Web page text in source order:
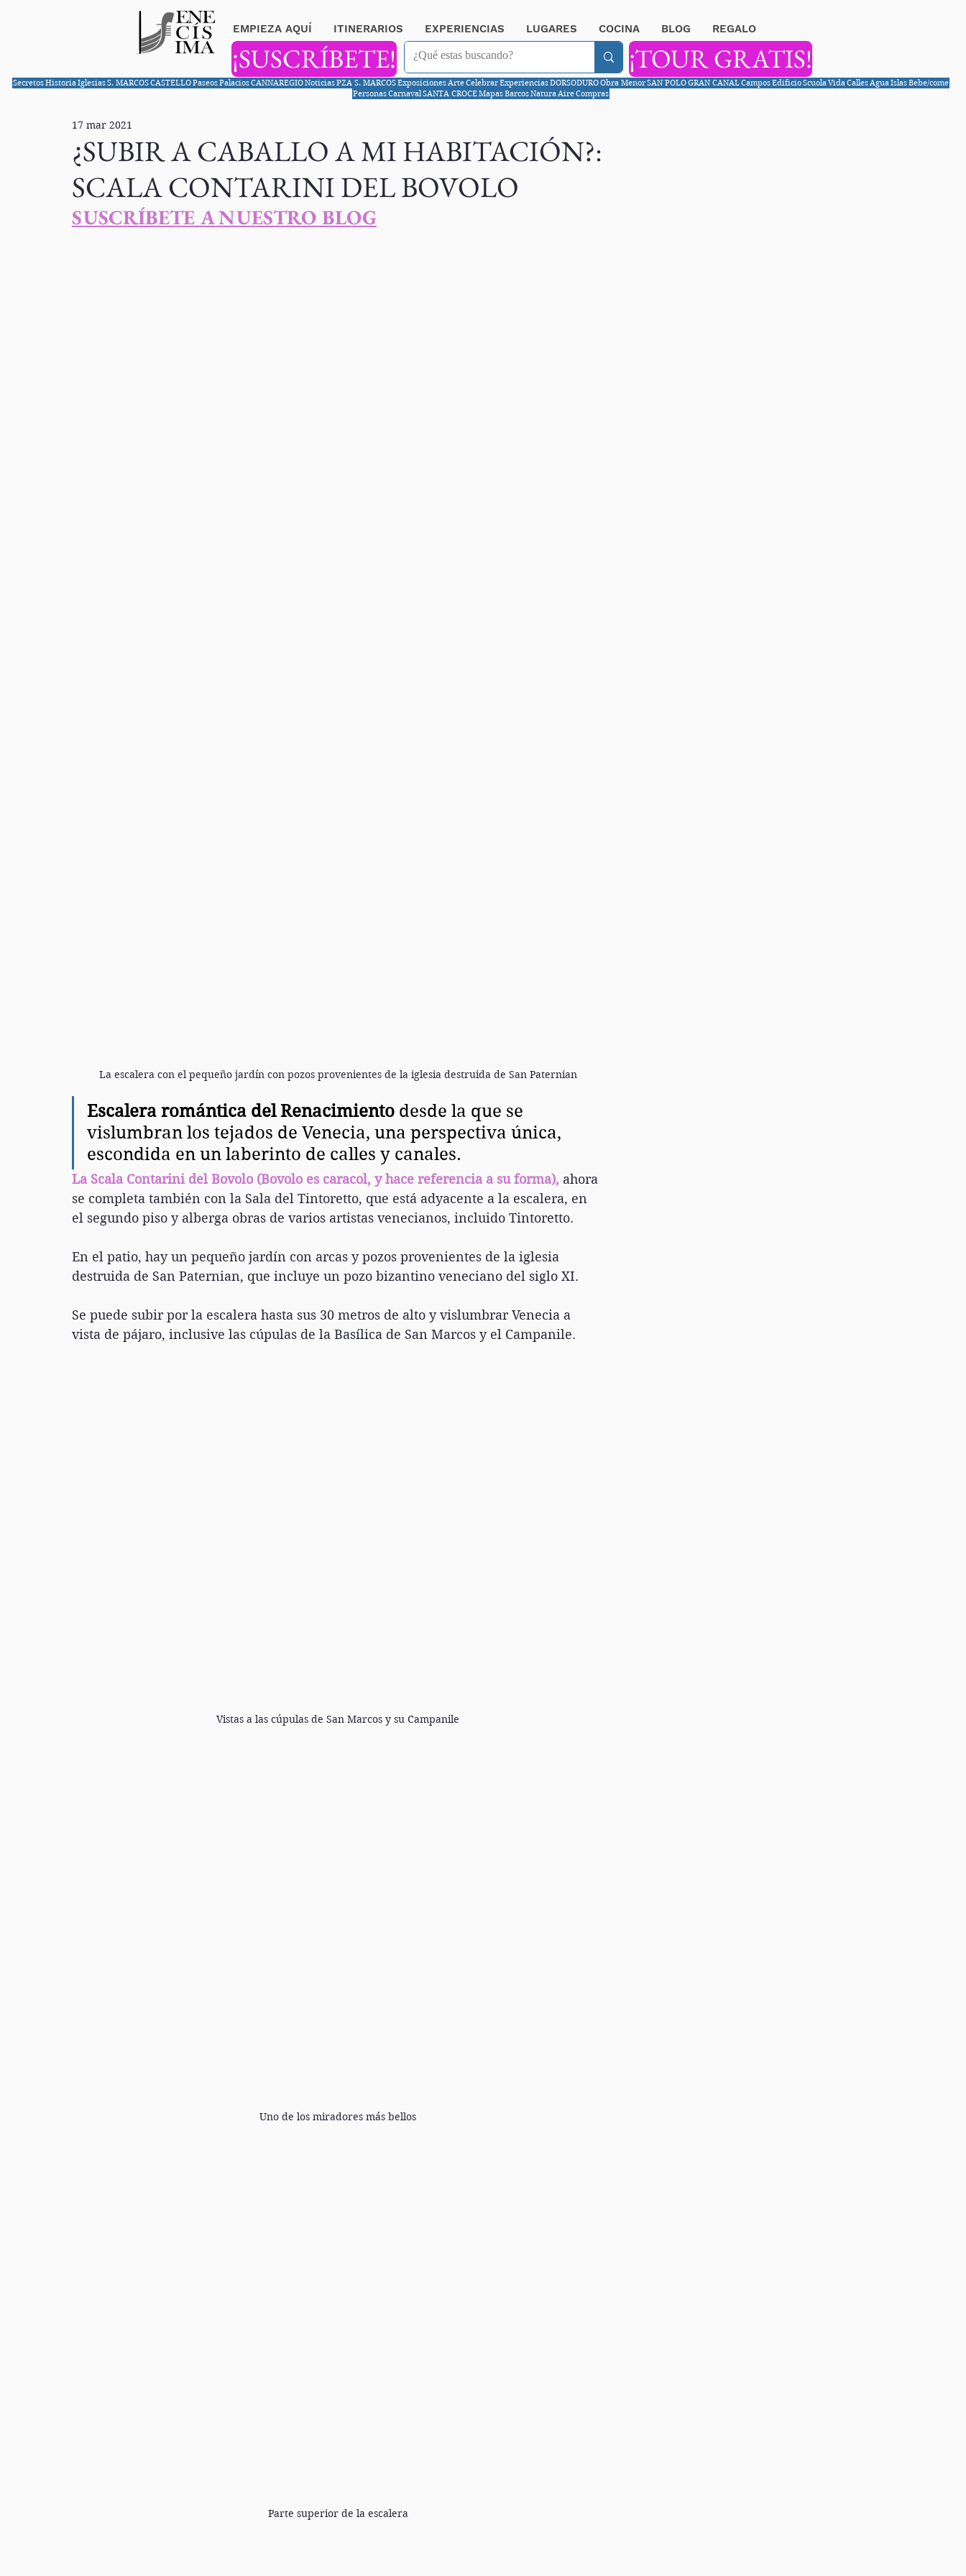
EMPIEZA AQUÍ ITINERARIOS EXPERIENCIAS LUGARES COCINA BLOG REGALO
¡SUSCRÍBETE! ¡TOUR GRATIS!
SecretosHistoriaIglesiasS. MARCOSCASTELLOPaseosPalaciosCANNAREGIONoticiasPZA S. MARCOSExposicionesArteCelebrarExperienciasDORSODUROObra MenorSAN POLOGRAN CANALCamposEdificioScuolaVidaCallesAguaIslasBebe/come
PersonasCarnavalSANTA CROCEMapasBarcosNaturaAireCompras
¿SUBIR A CABALLO A MI HABITACIÓN?:
SCALA CONTARINI DEL BOVOLO
17 mar 2021
SUSCRÍBETE A NUESTRO BLOG
La escalera con el pequeño jardín con pozos provenientes de la iglesia destruida de San Paternian
Escalera romántica del Renacimiento desde la que se
vislumbran los tejados de Venecia, una perspectiva única,
escondida en un laberinto de calles y canales.
La Scala Contarini del Bovolo (Bovolo es caracol, y hace referencia a su forma), ahora
se completa también con la Sala del Tintoretto, que está adyacente a la escalera, en
el segundo piso y alberga obras de varios artistas venecianos, incluido Tintoretto.
En el patio, hay un pequeño jardín con arcas y pozos provenientes de la iglesia
destruida de San Paternian, que incluye un pozo bizantino veneciano del siglo XI.
Se puede subir por la escalera hasta sus 30 metros de alto y vislumbrar Venecia a
vista de pájaro, inclusive las cúpulas de la Basílica de San Marcos y el Campanile.
Vistas a las cúpulas de San Marcos y su Campanile
Uno de los miradores más bellos
Parte superior de la escalera